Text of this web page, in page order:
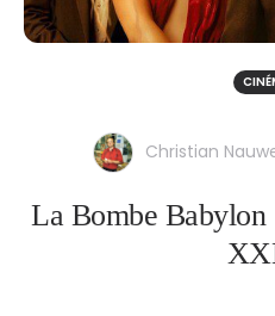
Christian
La Bombe